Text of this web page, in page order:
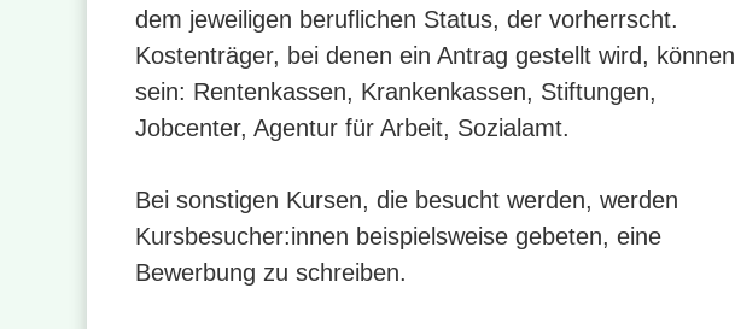
dem jeweiligen beruflichen Status, der vorherrscht.
Kostenträger, bei denen ein Antrag gestellt wird, können
sein: Rentenkassen, Krankenkassen, Stiftungen,
Jobcenter, Agentur für Arbeit, Sozialamt.
Bei sonstigen Kursen, die besucht werden, werden
Kursbesucher:innen beispielsweise gebeten, eine
Bewerbung zu schreiben.